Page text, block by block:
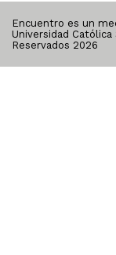
Encuentro es un
Universidad
Reservados 2026